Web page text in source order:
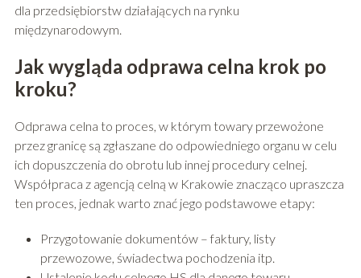
dla przedsiębiorstw działających na rynku
międzynarodowym.
Jak wygląda odprawa celna krok po
kroku?
Odprawa celna to proces, w którym towary przewożone
przez granicę są zgłaszane do odpowiedniego organu w celu
ich dopuszczenia do obrotu lub innej procedury celnej.
Współpraca z agencją celną w Krakowie znacząco upraszcza
ten proces, jednak warto znać jego podstawowe etapy:
Przygotowanie dokumentów – faktury, listy
przewozowe, świadectwa pochodzenia itp.